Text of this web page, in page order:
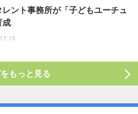
ント事務所が「子どもユーチュ
成
もっと見る